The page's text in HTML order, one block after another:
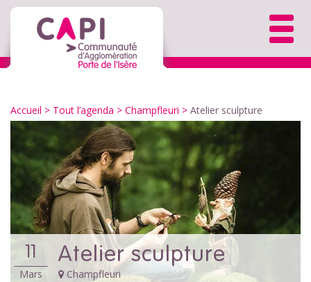
Accueil > Tout l’agenda > Champfleuri > Atelier sculpture
11
Mars
Atelier sculpture
Champfleuri